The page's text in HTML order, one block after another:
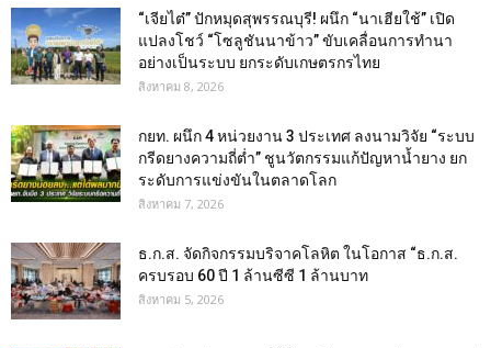
“เจียไต๋” ปักหมุดสุพรรณบุรี! ผนึก “นาเฮียใช้” เปิด
แปลงโชว์ “โซลูชันนาข้าว” ขับเคลื่อนการทำนา
อย่างเป็นระบบ ยกระดับเกษตรกรไทย
สิงหาคม 8, 2026
กยท. ผนึก 4 หน่วยงาน 3 ประเทศ ลงนามวิจัย “ระบบ
กรีดยางความถี่ต่ำ” ชูนวัตกรรมแก้ปัญหาน้ำยาง ยก
ระดับการแข่งขันในตลาดโลก
สิงหาคม 7, 2026
ธ.ก.ส. จัดกิจกรรมบริจาคโลหิต ในโอกาส “ธ.ก.ส.
ครบรอบ 60 ปี 1 ล้านซีซี 1 ล้านบาท
สิงหาคม 5, 2026